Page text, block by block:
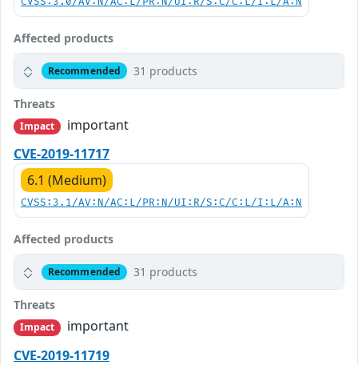
Affected products
Recommended 31 products
Threats
Impact
important
CVE-2019-11717
6.1 (Medium)
CVSS:3.1/AV:N/AC:L/PR:N/UI:R/S:C/C:L/I:L/A:N
Affected products
Recommended 31 products
Threats
Impact
important
CVE-2019-11719